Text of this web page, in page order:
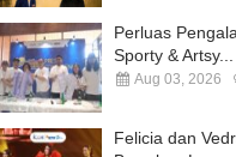
Perluas
Sporty & Artsy...
Aug 03, 2026
Felicia dan